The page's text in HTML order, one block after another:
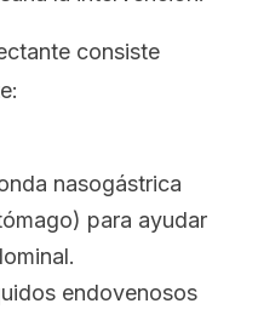
consiste
nasogástrica
para ayudar
endovenosos